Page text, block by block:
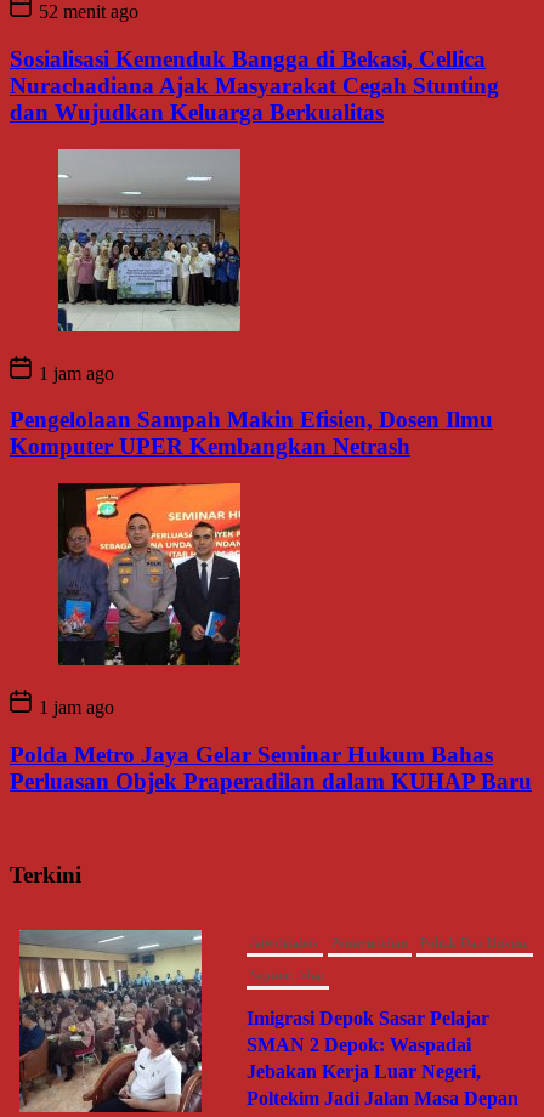
52 menit ago
Sosialisasi Kemenduk Bangga di Bekasi, Cellica
Nurachadiana Ajak Masyarakat Cegah Stunting
dan Wujudkan Keluarga Berkualitas
1 jam ago
Pengelolaan Sampah Makin Efisien, Dosen Ilmu
Komputer UPER Kembangkan Netrash
1 jam ago
Polda Metro Jaya Gelar Seminar Hukum Bahas
Perluasan Objek Praperadilan dalam KUHAP Baru
Terkini
Umum
Sosialisasi Kemenduk Bangga di
Bekasi, Cellica Nurachadiana
Ajak Masyarakat Cegah Stunting
dan Wujudkan Keluarga
Berkualitas